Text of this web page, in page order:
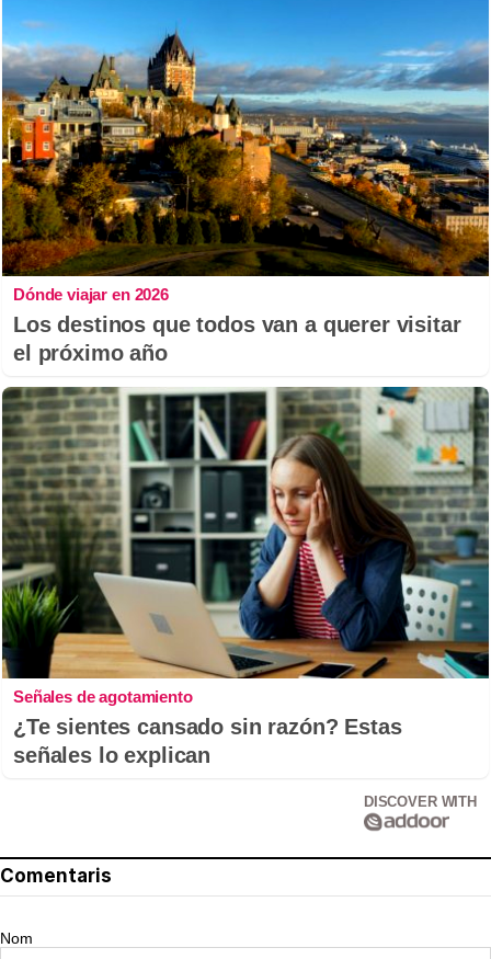
Dónde viajar en 2026
Los destinos que todos van a querer visitar
el próximo año
Señales de agotamiento
¿Te sientes cansado sin razón? Estas
señales lo explican
DISCOVER WITH
Comentaris
Nom